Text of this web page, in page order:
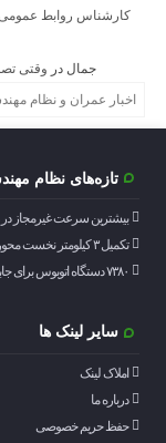
کارشناس روابط عمومی
جمال در وقتی
اخبار عمران و نظام
تازه‌های نظام
بیشترین سرعت غیرمجاز
تکمیل ۳ کیلومتر نخست محور خلعت‌آباد–کبودرآهنگ در اولویت قرار دارد
۷۳۸۰ دستگاه اتوبوس برای جابه‌جایی زائران اربعین به‌ کارگیری شد
سایر لینک ها
املاک لینک
درباره ما
حفظ حریم خصوصی